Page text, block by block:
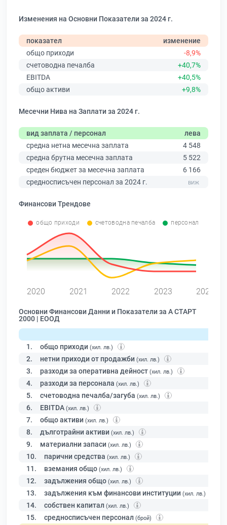
Изменения на Основни Показатели за 2024 г.
показател
изменение
общо приходи
-8,9%
счетоводна печалба
+40,7%
EBITDA
+40,5%
общо активи
+9,8%
Месечни Нива на Заплати за 2024 г.
вид заплата / персонал
лева
средна нетна месечна заплата
4 548
средна брутна месечна заплата
5 522
среден бюджет за месечна заплата
6 166
средносписъчен персонал за 2024 г.
Финансови Трендове
общо приходи счетоводна печалба персонал
2020 2021 2022 2023 2024
Основни Финансови Данни и Показатели за А СТАРТ
2000 | ЕООД
1. общо приходи (хил. лв.)
2. нетни приходи от продажби (хил. лв.)
3. разходи за оперативна дейност (хил. лв.)
4. разходи за персонала (хил. лв.)
5. счетоводна печалба/загуба (хил. лв.)
6. EBITDA (хил. лв.)
7. общо активи (хил. лв.)
8. дълготрайни активи (хил. лв.)
9. материални запаси (хил. лв.)
10. парични средства (хил. лв.)
11. вземания общо (хил. лв.)
12. задължения общо (хил. лв.)
13. задължения към финансови институции (хил. лв.)
14. собствен капитал (хил. лв.)
15. средносписъчен персонал (брой)